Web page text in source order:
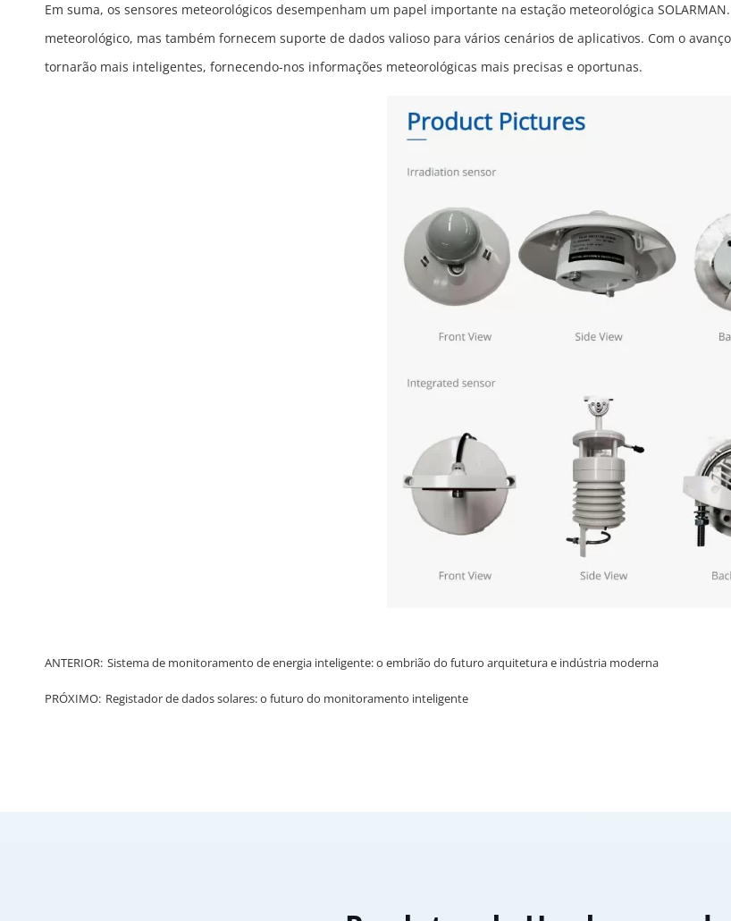
Em suma, os sensores meteorológicos desempenham um papel importante na estação meteorológica
meteorológico, mas também fornecem suporte de dados valioso para vários cenários de aplicativos. Com o
tornarão mais inteligentes, fornecendo-nos informações meteorológicas mais precisas e oportunas.
ANTERIOR: Sistema de monitoramento de energia inteligente: o embrião do futuro arquitetura e indústria moderna
PRÓXIMO: Registador de dados solares: o futuro do monitoramento inteligente